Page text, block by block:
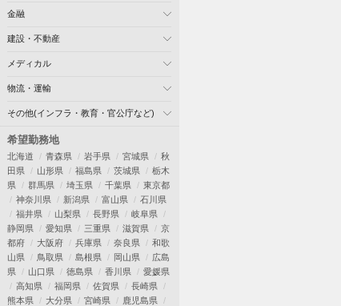
金融
建設・不動産
メディカル
物流・運輸
その他(インフラ・教育・官公庁など)
希望勤務地
北海道 青森県 岩手県 宮城県
秋
田県
山形県 福島県 茨城県
栃木
県
群馬県 埼玉県 千葉県
東京都
神奈川県
新潟県 富山県
石川県
福井県
山梨県 長野県
岐阜県
静岡県
愛知県 三重県 滋賀県
京
都府
大阪府 兵庫県 奈良県
和歌
山県
鳥取県 島根県 岡山県
広島
県
山口県 徳島県 香川県
愛媛県
高知県
福岡県 佐賀県
長崎県
熊本県
大分県 宮崎県
鹿児島県